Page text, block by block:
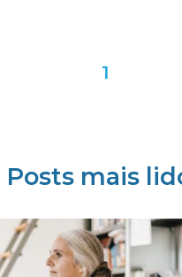
1
Posts mais